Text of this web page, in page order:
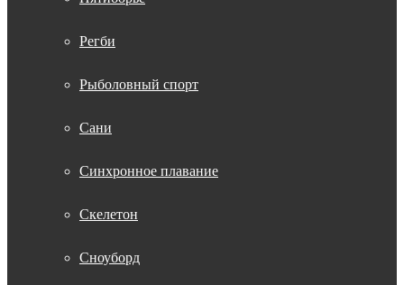
Регби
Рыболовный спорт
Сани
Синхронное плавание
Скелетон
Сноуборд